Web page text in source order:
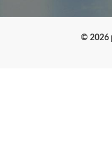
© 2026